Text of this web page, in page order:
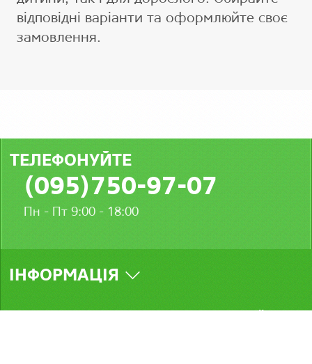
відповідні варіанти та оформлюйте своє
замовлення.
ТЕЛЕФОНУЙТЕ
(095)750-97-07
Пн - Пт 9:00 - 18:00
ІНФОРМАЦІЯ